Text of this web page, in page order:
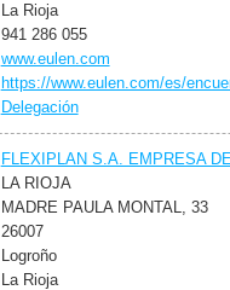
La Rioja
941 286 055
www.eulen.com
https://www.eulen.com/es/
Delegación
FLEXIPLAN S.A. EMPRESA
LA RIOJA
MADRE PAULA MONTAL, 33
26007
Logroño
La Rioja